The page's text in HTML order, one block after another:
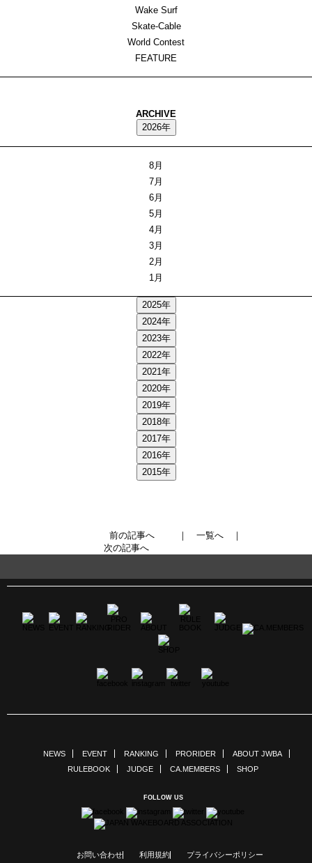
Wake Surf
Skate-Cable
World Contest
FEATURE
ARCHIVE
2026年
8月
7月
6月
5月
4月
3月
2月
1月
2025年
2024年
2023年
2022年
2021年
2020年
2019年
2018年
2017年
2016年
2015年
前の記事へ ｜ 一覧へ｜
次の記事へ
NEWS EVENT RANKING PRORIDER
ABOUT JWBA
RULEBOOK
JUDGE CA.MEMBERS SHOP
FOLLOW US
お問い合わせ 利用規約 プライバシーポリシー